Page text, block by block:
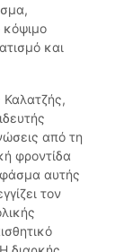
κόψιμο
και
Καλατζής,
από τη
φροντίδα
φάσμα αυτής
τον